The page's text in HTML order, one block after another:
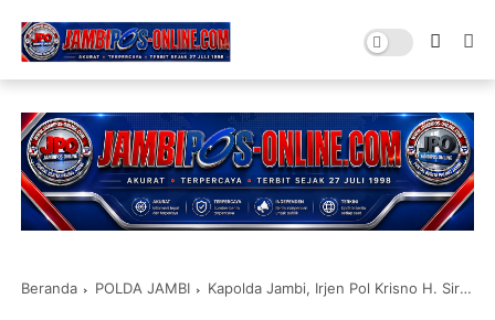
Beranda POLDA JAMBI Kapolda Jambi, Irjen Pol Krisno H. Siregar Audiensi Bersama Kementerian Imigrasi